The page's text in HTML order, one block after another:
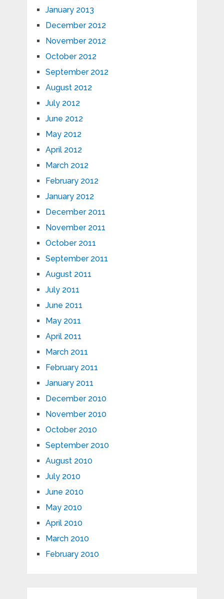
January 2013
December 2012
November 2012
October 2012
September 2012
August 2012
July 2012
June 2012
May 2012
April 2012
March 2012
February 2012
January 2012
December 2011
November 2011
October 2011
September 2011
August 2011
July 2011
June 2011
May 2011
April 2011
March 2011
February 2011
January 2011
December 2010
November 2010
October 2010
September 2010
August 2010
July 2010
June 2010
May 2010
April 2010
March 2010
February 2010